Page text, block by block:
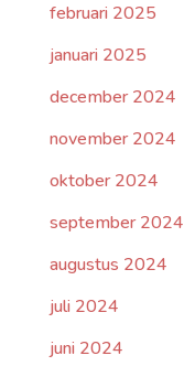
februari 2025
januari 2025
december 2024
november 2024
oktober 2024
september 2024
augustus 2024
juli 2024
juni 2024